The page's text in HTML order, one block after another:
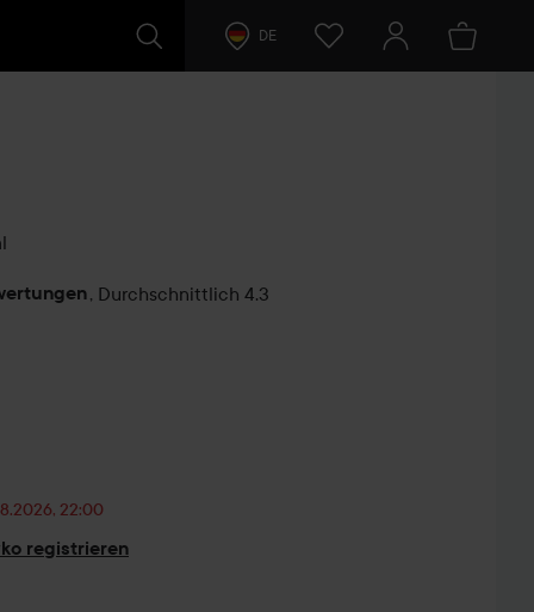
DE
, Durchschnittlich 4.3
22:00
registrieren